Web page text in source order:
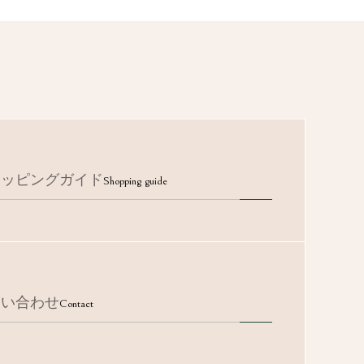
ピングガイドShopping guide
合わせContact